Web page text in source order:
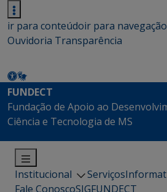
ir para conteúdoir para navegação
Ouvidoria Transparência
FUNDECT
Fundação de Apoio ao
Ciência e Tecnologia de MS
Institucional Serviços
Fale ConoscoSIGFUNDECT